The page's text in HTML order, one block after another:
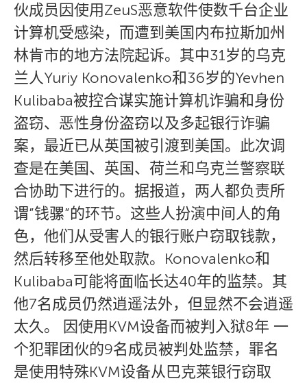
伙成员因使用ZeuS恶意软件使数千台企业
计算机受感染，而遭到美国内布拉斯加州
林肯市的地方法院起诉。其中31岁的乌克
兰人Yuriy Konovalenko和36岁的Yevhen
Kulibaba被控合谋实施计算机诈骗和身份
盗窃、恶性身份盗窃以及多起银行诈骗
案，最近已从英国被引渡到美国。此次调
查是在美国、英国、荷兰和乌克兰警察联
合协助下进行的。据报道，两人都负责所
谓”钱骡”的环节。这些人扮演中间人的角
色，他们从受害人的银行账户窃取钱款，
然后转移至他处取款。Konovalenko和
Kulibaba可能将面临长达40年的监禁。其
他7名成员仍然逍遥法外，但显然不会逍遥
太久。 因使用KVM设备而被判入狱8年 一
个犯罪团伙的9名成员被判处监禁，罪名
是使用特殊KVM设备从巴克莱银行窃取